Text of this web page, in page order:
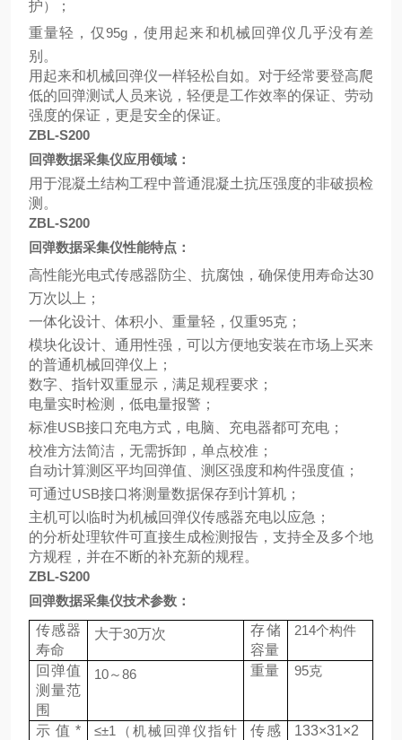
护）
；
重量轻，仅95g，使用起来和机械回弹仪几乎没有差
别。
用起来和机械回弹仪一样轻松自如。对于经常要登高爬
低的回弹测试人员来说，轻便是工作效率的保证、劳动
强度的保证，更是安全的保证。
ZBL-S200
回弹数据采集仪应用领域：
用于混凝土结构工程中普通混凝土抗压强度的非破损检
测。
ZBL-S200
回弹数据采集仪性能特点：
高性能光电式传感器防尘、抗腐蚀，确保使用寿命达30
万次以上；
一体化设计、体积小、重量轻，仅重95克；
模块化设计、通用性强，可以方便地安装在市场上买来
的普通机械回弹仪上；
数字、指针双重显示，满足规程要求；
电量实时检测，低电量报警；
标准USB接口充电方式，电脑、充电器都可充电；
校准方法简洁，无需拆卸，单点校准；
自动计算测区平均回弹值、测区强度和构件强度值；
可通过USB接口将测量数据保存到计算机；
主机可以临时为机械回弹仪传感器充电以应急；
的分析处理软件可直接生成检测报告，支持全及多个地
方规程，并在不断的补充新的规程。
ZBL-S200
回弹数据采集仪技术参数：
传感器
寿命
大于30万次
存储
容量
214个构件
回弹值
测量范
围
10～86 重量 95克
示值*
≤±1（ 机械回弹仪指针
传感
133×31×2